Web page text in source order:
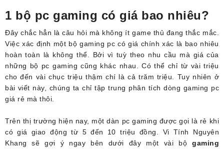
1 bộ pc gaming có giá bao nhiêu?
Đây chắc hẳn là câu hỏi mà không ít game thủ đang thắc mắc.
Việc xác định một bộ gaming pc có giá chính xác là bao nhiêu
hoàn toàn là không thể. Bởi vì tuỳ theo nhu cầu mà giá của
những bộ pc gaming cũng khác nhau. Có thể chỉ từ vài triệu
cho đến vài chục triệu thậm chí là cả trăm triệu. Tuy nhiên ở
bài viết này, chúng ta chỉ tập trung phân tích dòng gaming pc
giá rẻ mà thôi.
Trên thị trường hiện nay, một dàn pc gaming được gọi là rẻ khi
có giá giao động từ 5 đến 10 triệu đồng. Vi Tính Nguyên
Khang sẽ gợi ý ngay bên dưới đây một vài bộ gaming